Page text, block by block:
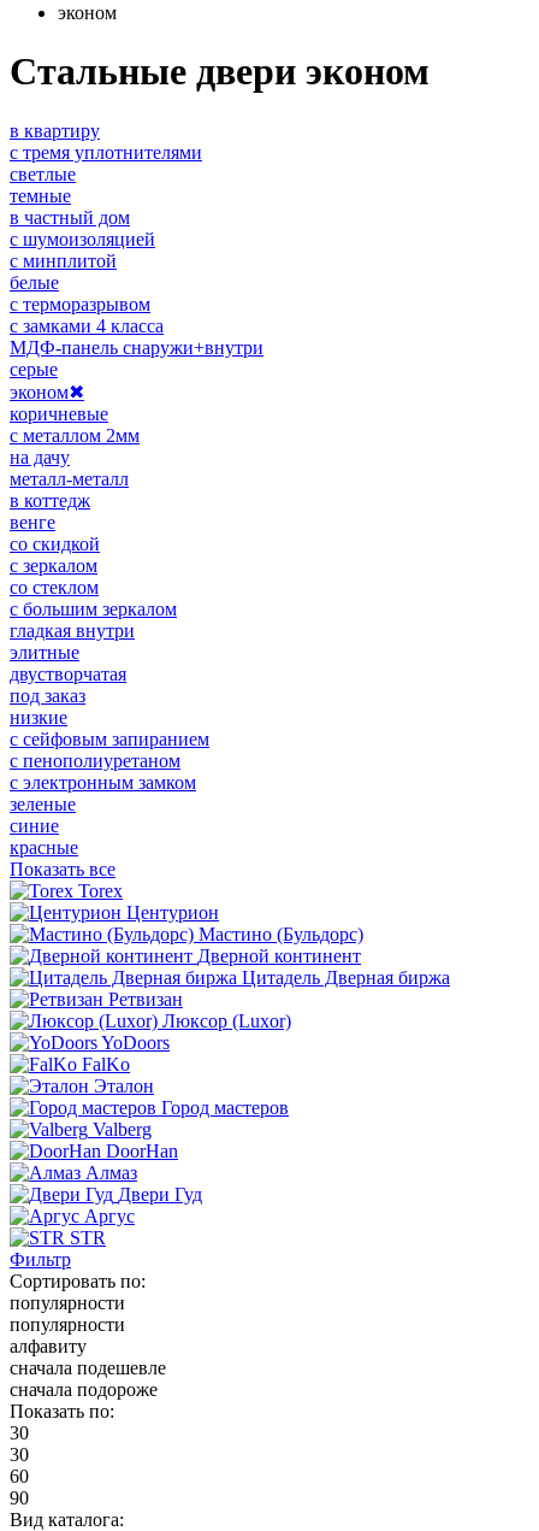
эконом
Стальные двери эконом
в квартиру
с тремя уплотнителями
светлые
темные
в частный дом
с шумоизоляцией
с минплитой
белые
с терморазрывом
с замками 4 класса
МДФ-панель снаружи+внутри
серые
эконом✖
коричневые
с металлом 2мм
на дачу
металл-металл
в коттедж
венге
со скидкой
с зеркалом
со стеклом
с большим зеркалом
гладкая внутри
элитные
двустворчатая
под заказ
низкие
с сейфовым запиранием
с пенополиуретаном
с электронным замком
зеленые
синие
красные
Показать все
Torex
Центурион
Мастино (Бульдорс)
Дверной континент
Цитадель Дверная биржа
Ретвизан
Люксор (Luxor)
YoDoors
FalKo
Эталон
Город мастеров
Valberg
DoorHan
Алмаз
Двери Гуд
Аргус
STR
Фильтр
Сортировать по:
популярности
популярности
алфавиту
сначала подешевле
сначала подороже
Показать по:
30
30
60
90
Вид каталога: